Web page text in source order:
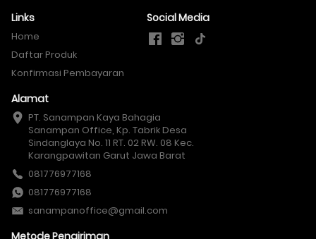
Links
Home
Daftar Produk
Konfirmasi Pembayaran
Social Media
Alamat
PT. Sanampan Kaya Bahagia
Sanampan Office, Kp. Tabrik Desa
Sindanglaya No. 11 RT. 02 RW. 08 Kec.
Karangpawitan Garut Jawa Barat
081776977168
081776977168
sanampanoffice@gmail.com
Metode Pengiriman